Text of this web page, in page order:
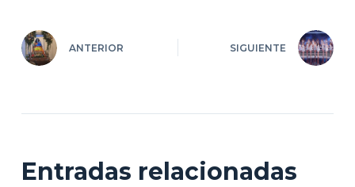
ANTERIOR SIGUIENTE
Entradas relacionadas